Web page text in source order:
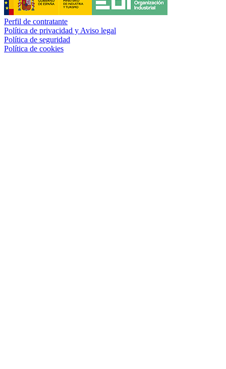
Perfil de contratante
Política de privacidad y Aviso legal
Política de seguridad
Política de cookies